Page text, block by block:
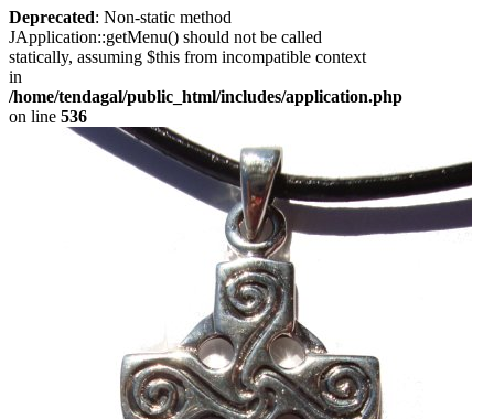
Deprecated: Non-static method
JApplication::getMenu() should not be called
statically, assuming $this from incompatible context
in
/home/tendagal/public_html/includes/application.php
on line 536